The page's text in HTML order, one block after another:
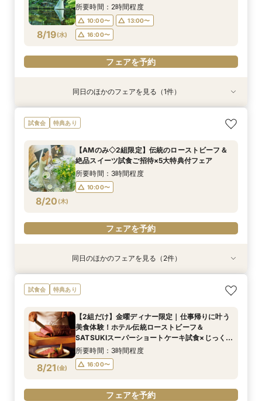
8/17(月)
16:00〜
フェアを予約
8/19(水)
所要時間：2時間程度
10:00〜
13:00〜
16:00〜
フェアを予約
特典あり
8/19(水)
【美しき日本の結婚式】本格神殿＆1万坪の庭園
臨む絶景会場×パティスリーSATSUKIスイーツ体
所要時間：2時間程度
16:00〜
同日のほかのフェアを見る（1件）
試食会 特典あり
8/20 (木)
【AMのみ◇2組限定】伝統のローストビーフ＆
絶品スイーツ試食ご招待×5大特典付フェア
所要時間：3時間程度
10:00〜
フェアを予約
特典あり
8/20(木)
【平日限定特典！SATSUKIスイーツ付】初見学
におすすめ！感動のセレモニー叶うチャペル見学
所要時間：2時間30分程度
10:00〜
13:00〜
16:00〜
特典あり
8/20(木)
【1万坪の日本庭園】本格神殿＆庭園臨む絶景会
場×パティスリーSATSUKIスイーツが愉しめる
所要時間：2時間程度
10:00〜
13:00〜
16:00〜
同日のほかのフェアを見る（2件）
試食会 特典あり
8/21 (金)
【2組だけ】金曜ディナー限定｜仕事帰りに叶う
美食体験！ホテル伝統ローストビーフ＆
SATSUKIスーパーショートケーキ試食×じっくり
個別相談
所要時間：3時間程度
16:00〜
フェアを予約